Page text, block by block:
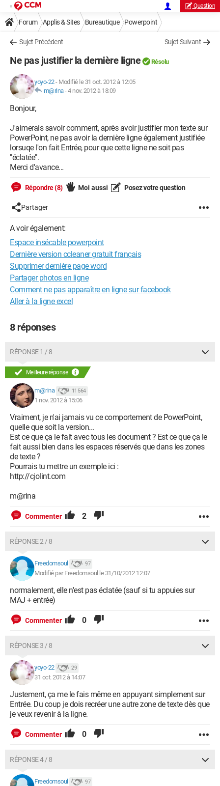
Question
Forum Applis & Sites Bureautique Powerpoint
Sujet Précédent Sujet Suivant
Ne pas justifier la dernière ligne Résolu
yoyo-22- Modifié le 31 oct. 2012 à 12:05
m@rina-4 nov. 2012 à 18:09
Bonjour,
J'aimerais savoir comment, après avoir justifier mon texte sur
PowerPoint, ne pas avoir la dernière ligne également justifiée
lorsuqe l'on fait Entrée, pour que cette ligne ne soit pas
"éclatée".
Merci d'avance...
Répondre (8) Moi aussi Posez votre question
Partager
A voir également:
Espace insécable powerpoint
Dernière version ccleaner gratuit français
Supprimer dernière page word
Partager photos en ligne
Comment ne pas apparaître en ligne sur facebook
Aller à la ligne excel
8 réponses
RÉPONSE 1 / 8
Meilleure réponse
m@rina 11 564
1 nov. 2012 à 15:06
Vraiment, je n'ai jamais vu ce comportement de PowerPoint,
quelle que soit la version...
Est ce que ça le fait avec tous les document ? Est ce que ça le
fait aussi bien dans les espaces réservés que dans les zones
de texte ?
Pourrais tu mettre un exemple ici :
http://cjolint.com
m@rina
Commenter 2
RÉPONSE 2 / 8
Freedomsoul 97
Modifié par Freedomsoul le 31/10/2012 12:07
normalement, elle n'est pas éclatée (sauf si tu appuies sur
MAJ + entrée)
Commenter 0
RÉPONSE 3 / 8
yoyo-22 29
31 oct. 2012 à 14:07
Justement, ça me le fais même en appuyant simplement sur
Entrée. Du coup je dois recréer une autre zone de texte dès que
je veux revenir à la ligne.
Commenter 0
RÉPONSE 4 / 8
Freedomsoul 97